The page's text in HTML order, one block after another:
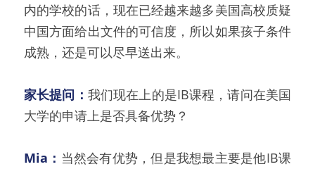
内的学校的话，现在已经越来越多美国高校质疑
中国方面给出文件的可信度，所以如果孩子条件
成熟，还是可以尽早送出来。
家长提问： 我们现在上的是IB课程，请问在美国
大学的申请上是否具备优势？
Mia： 当然会有优势，但是我想最主要是他IB课